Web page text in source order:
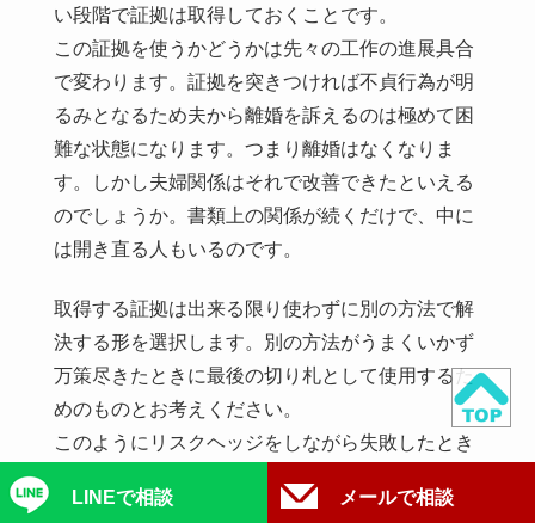
い段階で証拠は取得しておくことです。
この証拠を使うかどうかは先々の工作の進展具合
で変わります。証拠を突きつければ不貞行為が明
るみとなるため夫から離婚を訴えるのは極めて困
難な状態になります。つまり離婚はなくなりま
す。しかし夫婦関係はそれで改善できたといえる
のでしょうか。書類上の関係が続くだけで、中に
は開き直る人もいるのです。
取得する証拠は出来る限り使わずに別の方法で解
決する形を選択します。別の方法がうまくいかず
万策尽きたときに最後の切り札として使用するた
めのものとお考えください。
このようにリスクヘッジをしながら失敗したとき
メールで相談
LINEで相談